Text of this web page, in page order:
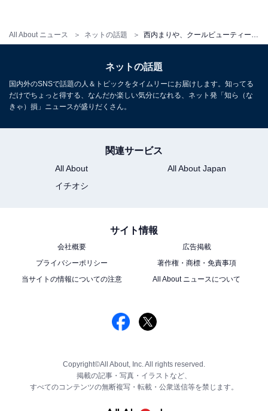
All About ニュース ネットの話題
ネットの話題
国内外のSNSで話題の人＆トピックをタイムリーにお届けします。知ってる
だけでちょっと得する、なんだか楽しい気分になれる、ネット発「知ら（な
きゃ）損」ニュースが盛りだくさん。
関連サービス
All About
All About Japan
イチオシ
サイト情報
会社概要
広告掲載
プライバシーポリシー
著作権・商標・免責事項
当サイトの情報についての注意
All About ニュースについて
Copyright©All About, Inc. All rights reserved.
掲載の記事・写真・イラストなど、
すべてのコンテンツの無断複写・転載・公衆送信等を禁じます。